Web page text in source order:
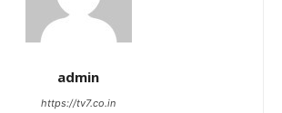
admin
https://tv7.co.in